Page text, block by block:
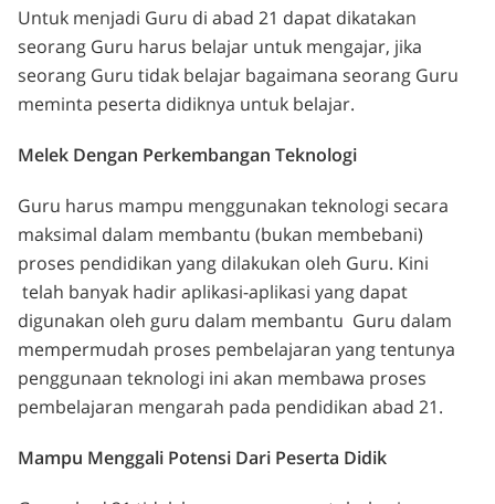
Untuk menjadi Guru di abad 21 dapat dikatakan
seorang Guru harus belajar untuk mengajar, jika
seorang Guru tidak belajar bagaimana seorang Guru
meminta peserta didiknya untuk belajar.
Melek Dengan Perkembangan Teknologi
Guru harus mampu menggunakan teknologi secara
maksimal dalam membantu (bukan membebani)
proses pendidikan yang dilakukan oleh Guru. Kini
telah banyak hadir aplikasi-aplikasi yang dapat
digunakan oleh guru dalam membantu Guru dalam
mempermudah proses pembelajaran yang tentunya
penggunaan teknologi ini akan membawa proses
pembelajaran mengarah pada pendidikan abad 21.
Mampu Menggali Potensi Dari Peserta Didik